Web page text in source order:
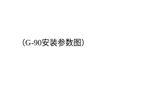
（G-90安装参数图）